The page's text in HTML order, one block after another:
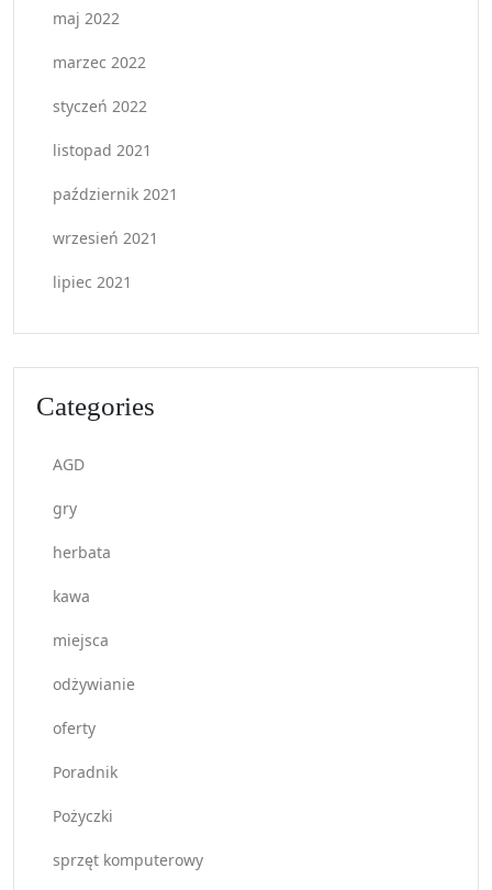
maj 2022
marzec 2022
styczeń 2022
listopad 2021
październik 2021
wrzesień 2021
lipiec 2021
Categories
AGD
gry
herbata
kawa
miejsca
odżywianie
oferty
Poradnik
Pożyczki
sprzęt komputerowy